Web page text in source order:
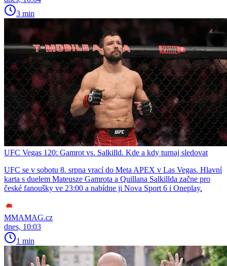
3 min
UFC Vegas 120: Gamrot vs. Salkilld. Kde a kdy turnaj sledovat
UFC se v sobotu 8. srpna vrací do Meta APEX v Las Vegas. Hlavní
karta s duelem Mateusze Gamrota a Quillana Salkillda začne pro
české fanoušky ve 23:00 a nabídne ji Nova Sport 6 i Oneplay.
MMAMAG.cz
dnes, 10:03
1 min